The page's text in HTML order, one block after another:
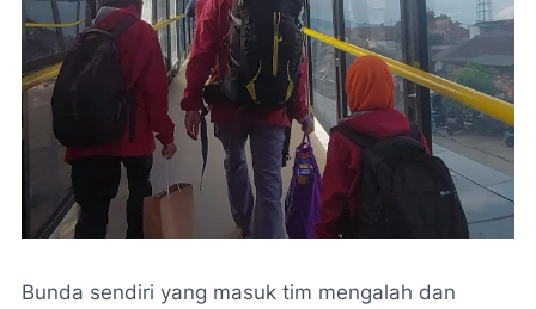
Bunda sendiri yang masuk tim mengalah dan